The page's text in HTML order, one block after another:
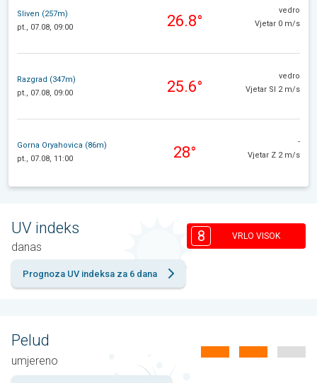
Sliven (257m)
pt., 07.08, 09:00
26.8°
vedro
Vjetar 0 m/s
Razgrad (347m)
pt., 07.08, 09:00
25.6°
vedro
Vjetar SI 2 m/s
Gorna Oryahovica (86m)
pt., 07.08, 11:00
28°
-
Vjetar Z 2 m/s
UV indeks
danas
8 VRLO VISOK
Prognoza UV indeksa za 6 dana
Pelud
umjereno